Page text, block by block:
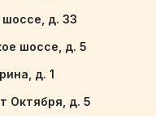
шоссе, д. 33
шоссе, д. 5
д. 1
Октября, д. 5